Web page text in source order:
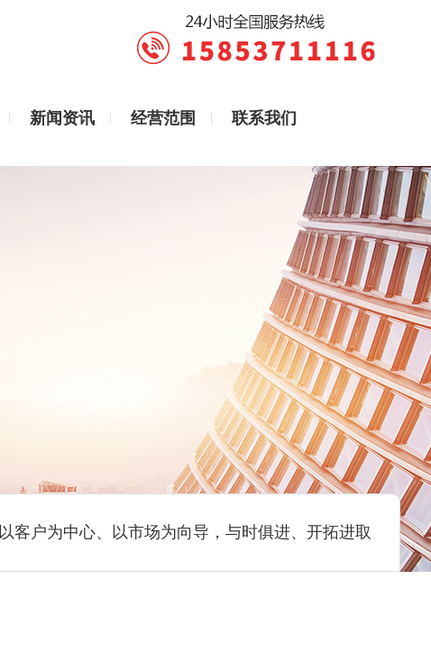
新闻资讯 经营范围 联系我们
以客户为中心、以市场为向导，与时俱进、开拓进取